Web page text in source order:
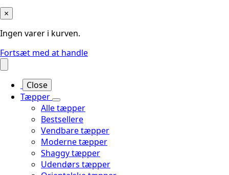
×
Ingen varer i kurven.
Fortsæt med at handle
Close
Tæpper
Alle tæpper
Bestsellere
Vendbare tæpper
Moderne tæpper
Shaggy tæpper
Udendørs tæpper